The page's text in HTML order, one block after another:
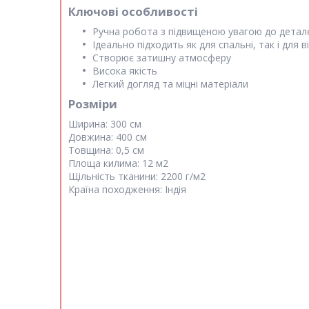
Ключові особливості
Ручна робота з підвищеною увагою до
Ідеально підходить як для спальні, так і для
Створює затишну атмосферу
Висока якість
Легкий догляд та міцні матеріали
Розміри
Ширина: 300 см
Довжина: 400 см
Товщина: 0,5 см
Площа килима: 12 м2
Щільність тканини: 2200 г/м2
Країна походження: Індія